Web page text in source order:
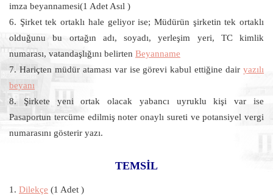
imza beyannamesi(1 Adet Asıl )
6. Şirket tek ortaklı hale geliyor ise; Müdürün şirketin tek ortaklı
olduğunu bu ortağın adı, soyadı, yerleşim yeri, TC kimlik
numarası, vatandaşlığını belirten Beyanname
7. Hariçten müdür ataması var ise görevi kabul ettiğine dair yazılı
beyanı
8. Şirkete yeni ortak olacak yabancı uyruklu kişi var ise
Pasaportun tercüme edilmiş noter onaylı sureti ve potansiyel vergi
numarasını gösterir yazı.
TEMSİL
1. Dilekçe (1 Adet )